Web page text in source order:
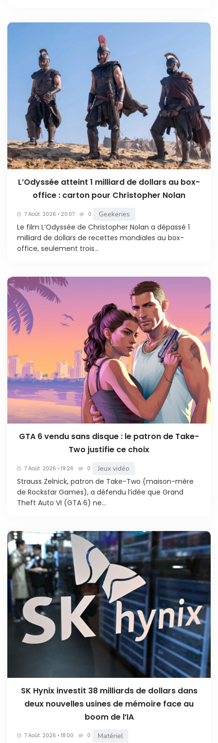
L’Odyssée atteint 1 milliard de dollars au box-
office : carton pour Christopher Nolan
7 Août. 2026 • 20:07 0 Geekeries
Le film L’Odyssée de Christopher Nolan a dépassé 1
milliard de dollars de recettes mondiales au box-
office, seulement trois...
GTA 6 vendu sans disque : le patron de Take-
Two justifie ce choix
7 Août. 2026 • 19:26 0 Jeux vidéo
Strauss Zelnick, patron de Take-Two (maison-mère
de Rockstar Games), a défendu l’idée que Grand
Theft Auto VI (GTA 6) ne...
SK Hynix investit 38 milliards de dollars dans
deux nouvelles usines de mémoire face au
boom de l’IA
7 Août. 2026 • 18:00 0 Matériel